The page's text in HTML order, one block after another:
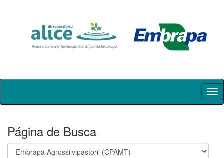
Skip
Página de Busca